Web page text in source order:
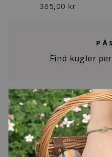
365,00 kr
Find kugler